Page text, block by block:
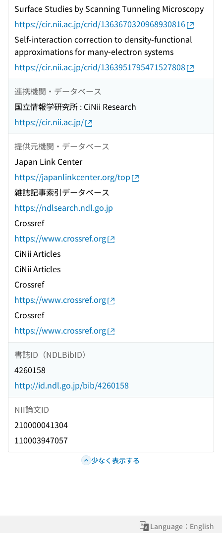
Surface Studies by Scanning Tunneling Microscopy
https://cir.nii.ac.jp/crid/1363670320968930816
Self-interaction correction to density-functional
approximations for many-electron systems
https://cir.nii.ac.jp/crid/1363951795471527808
連携機関・データベース
国立情報学研究所 : CiNii Research
https://cir.nii.ac.jp/
提供元機関・データベース
Japan Link Center
https://japanlinkcenter.org/top
雑誌記事索引データベース
https://ndlsearch.ndl.go.jp
Crossref
https://www.crossref.org
CiNii Articles
CiNii Articles
Crossref
https://www.crossref.org
Crossref
https://www.crossref.org
書誌ID（NDLBibID）
4260158
http://id.ndl.go.jp/bib/4260158
NII論文ID
210000041304
110003947057
少なく表示する
Language：English